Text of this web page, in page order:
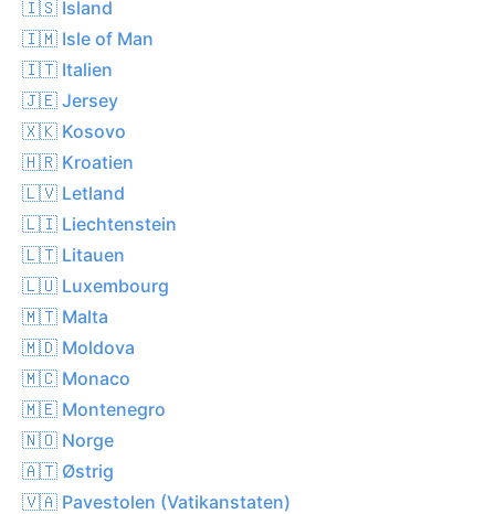
🇮🇸 Island
🇮🇲 Isle of Man
🇮🇹 Italien
🇯🇪 Jersey
🇽🇰 Kosovo
🇭🇷 Kroatien
🇱🇻 Letland
🇱🇮 Liechtenstein
🇱🇹 Litauen
🇱🇺 Luxembourg
🇲🇹 Malta
🇲🇩 Moldova
🇲🇨 Monaco
🇲🇪 Montenegro
🇳🇴 Norge
🇦🇹 Østrig
🇻🇦 Pavestolen (Vatikanstaten)